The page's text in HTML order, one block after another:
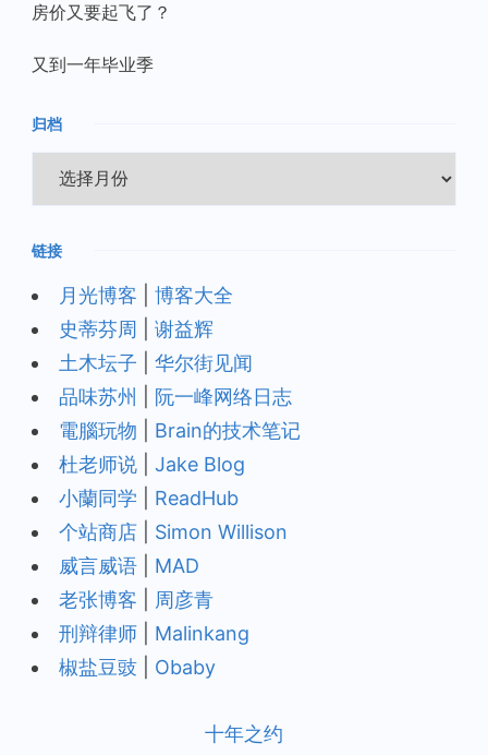
房价又要起飞了？
又到一年毕业季
归档
档
链接
月光博客
博客大全
史蒂芬周
谢益辉
土木坛子
华尔街见闻
品味苏州
阮一峰网络日志
電腦玩物
Brain的技术笔记
杜老师说
Jake Blog
小蘭同学
ReadHub
个站商店
Simon Willison
威言威语
MAD
老张博客
周彦青
刑辩律师
Malinkang
椒盐豆豉
Obaby
十年之约